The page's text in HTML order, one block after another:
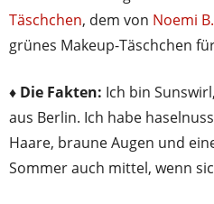
Täschchen, dem von Noemi B.
grünes Makeup-Täschchen
♦ Die Fakten: Ich bin
aus Berlin. Ich habe
Haare, braune Augen und
Sommer auch mittel, wenn